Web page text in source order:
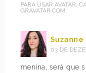
PARA USAR AVATAR,
GRAVATAR.COM
Suzanne
03 DE
menina, será que